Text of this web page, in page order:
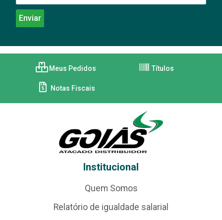
Meus Pedidos Títulos
Notas Fiscais
Institucional
Quem Somos
Relatório de igualdade salarial